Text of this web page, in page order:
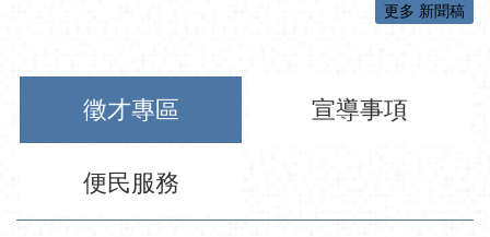
更多 新聞稿
徵才專區 宣導事項
便民服務